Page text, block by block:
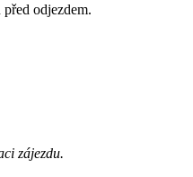
odjezdem.
zájezdu.